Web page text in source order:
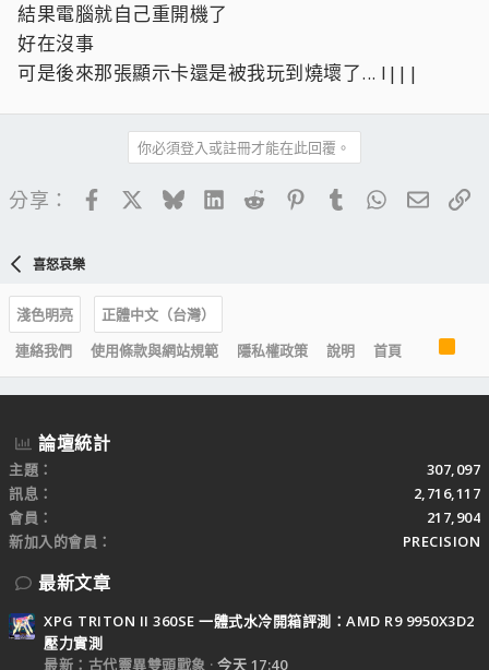
結果電腦就自己重開機了
好在沒事
可是後來那張顯示卡還是被我玩到燒壞了... l|||
你必須登入或註冊才能在此回覆。
分享： FacebookBlueskyLinkedIn
Reddit PinterestTumblrWhatsApp
電子
喜怒哀樂
淺色明亮
正體中文（台灣）
連絡我們
使用條款與網站規範 隱私權政策 說明 首頁
R
S
S
論壇統計
主題
307,097
訊息
2,716,117
會員
217,904
新加入的會員
PRECISION
最新文章
XPG TRITON II 360SE 一體式水冷開箱評測：AMD R9 9950X3D2
壓力實測
最新：古代靈異雙頭戰象
今天 17:40